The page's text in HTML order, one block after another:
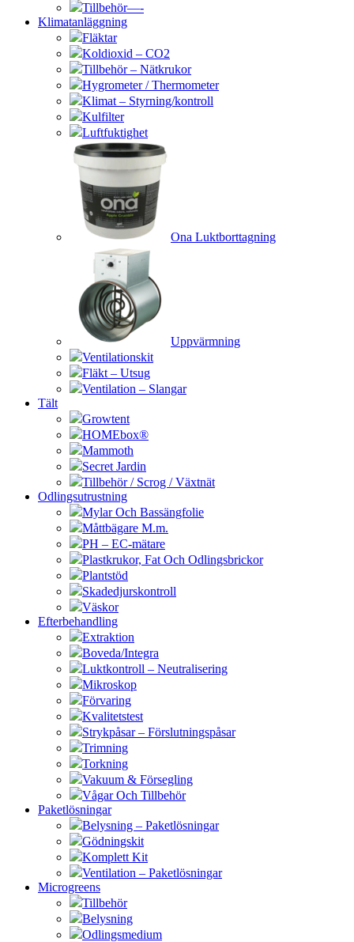
Tillbehör—-
Klimatanläggning
Fläktar
Koldioxid – CO2
Tillbehör – Nätkrukor
Hygrometer / Thermometer
Klimat – Styrning/kontroll
Kulfilter
Luftfuktighet
Ona Luktborttagning
Uppvärmning
Ventilationskit
Fläkt – Utsug
Ventilation – Slangar
Tält
Growtent
HOMEbox®
Mammoth
Secret Jardin
Tillbehör / Scrog / Växtnät
Odlingsutrustning
Mylar Och Bassängfolie
Måttbägare M.m.
PH – EC-mätare
Plastkrukor, Fat Och Odlingsbrickor
Plantstöd
Skadedjurskontroll
Väskor
Efterbehandling
Extraktion
Boveda/Integra
Luktkontroll – Neutralisering
Mikroskop
Förvaring
Kvalitetstest
Strykpåsar – Förslutningspåsar
Trimning
Torkning
Vakuum & Försegling
Vågar Och Tillbehör
Paketlösningar
Belysning – Paketlösningar
Gödningskit
Komplett Kit
Ventilation – Paketlösningar
Microgreens
Tillbehör
Belysning
Odlingsmedium